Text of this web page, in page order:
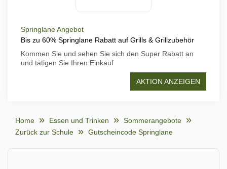
Springlane Angebot
Bis zu 60% Springlane Rabatt auf Grills & Grillzubehör
Kommen Sie und sehen Sie sich den Super Rabatt an
und tätigen Sie Ihren Einkauf
AKTION ANZEIGEN
Home Essen und Trinken
Sommerangebote
Zurück zur Schule
Gutscheincode Springlane